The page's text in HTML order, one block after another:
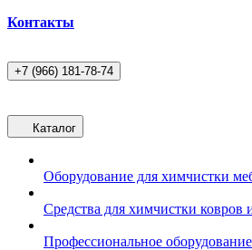
Контакты
+7 (966) 181-78-74
Каталог
Оборудование для химчистки
Средства для химчистки ковров
Профессиональное